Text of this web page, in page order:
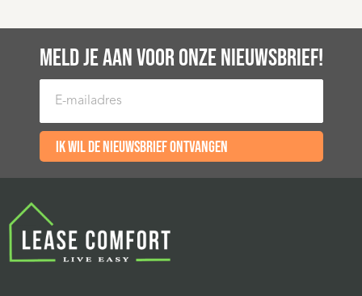
MELD JE AAN VOOR ONZE NIEUWSBRIEF!
E-mailadres
Ik wil de nieuwsbrief ontvangen